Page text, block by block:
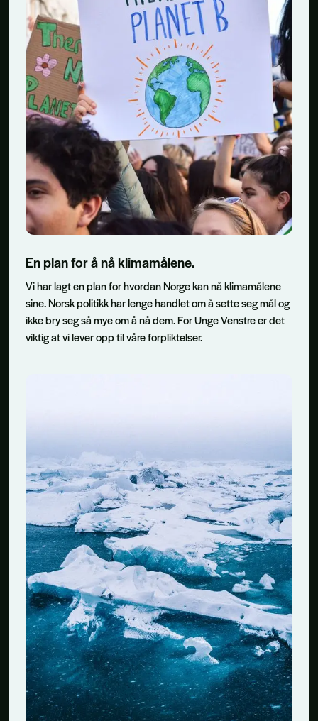
En plan for å nå klimamålene.
Vi har lagt en plan for hvordan Norge kan nå klimamålene
sine. Norsk politikk har lenge handlet om å sette seg mål og
ikke bry seg så mye om å nå dem. For Unge Venstre er det
viktig at vi lever opp til våre forpliktelser.